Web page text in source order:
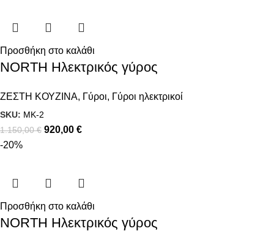
Προσθήκη στο καλάθι
NORTH Ηλεκτρικός γύρος
ΖΕΣΤΗ ΚΟΥΖΙΝΑ, Γύροι, Γύροι ηλεκτρικοί
SKU: MK-2
1.150,00€ 920,00 €
-20%
Προσθήκη στο καλάθι
NORTH Ηλεκτρικός γύρος